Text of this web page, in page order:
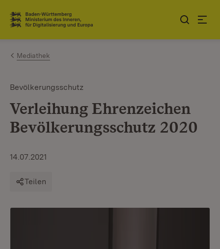
Zum Inhalt springen
Link zur Startseite
Mediathek
Bevölkerungsschutz
Verleihung Ehrenzeichen
Bevölkerungsschutz 2020
14.07.2021
Teilen